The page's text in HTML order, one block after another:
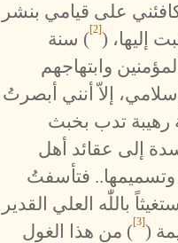
على قيامي بنشر
إليها، ([2]
) سنة
المؤمنين وابتهاجهم
إلاّ أنني أبصرتُ
رهيبة تدب بخبث
إلى عقائد أهل
وتسميمها.. فتأسفتُ
باللّٰه العلي القدير
(
[3]
) من هذا الغول